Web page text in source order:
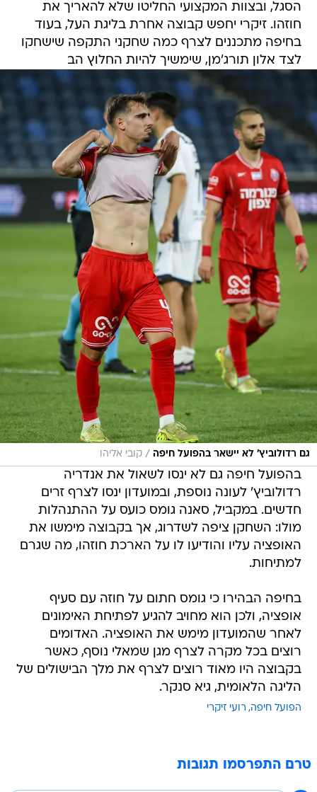
הסגל, ובצוות המקצועי החליטו שלא להאריך את
חוזהו. זיקרי יחפש קבוצה אחרת בליגת העל, בעוד
בחיפה מתכננים לצרף כמה שחקני התקפה שישחקו
לצד אלון תורג'מן, שימשיך להיות החלוץ הב
גם רדולוביץ' לא יישאר בהפועל חיפה / קובי אליהו
בהפועל חיפה גם לא ינסו לשאול את אנדריה
רדולוביץ' לעונה נוספת, ובמועדון ינסו לצרף זרים
חדשים. במקביל, סאנה גומס כועס על ההתנהלות
מולו: השחקן ציפה לשדרוג, אך בקבוצה מימשו את
האופציה עליו והודיעו לו על הארכת חוזהו, מה שגרם
למתיחות.
בחיפה הבהירו כי גומס חתום על חוזה עם סעיף
אופציה, ולכן הוא מחויב להגיע לפתיחת האימונים
לאחר שהמועדון מימש את האופציה. האדומים
רוצים בכל מקרה לצרף מגן שמאלי נוסף, כאשר
בקבוצה היו מאוד רוצים לצרף את מלך הבישולים של
הליגה הלאומית, גיא סנקר.
הפועל חיפה רועי זיקרי
טרם התפרסמו תגובות